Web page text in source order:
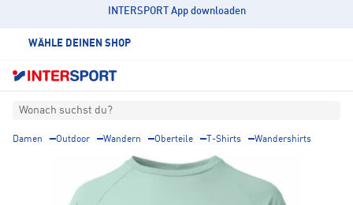
INTERSPORT App downloaden
WÄHLE DEINEN SHOP
Wonach suchst du?
Damen Outdoor Wandern Oberteile T-Shirts Wandershirts